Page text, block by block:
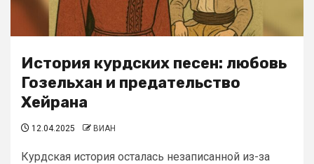
История курдских песен: любовь
Гозельхан и предательство
Хейрана
12.04.2025 ВИАН
Курдская история осталась незаписанной из-за